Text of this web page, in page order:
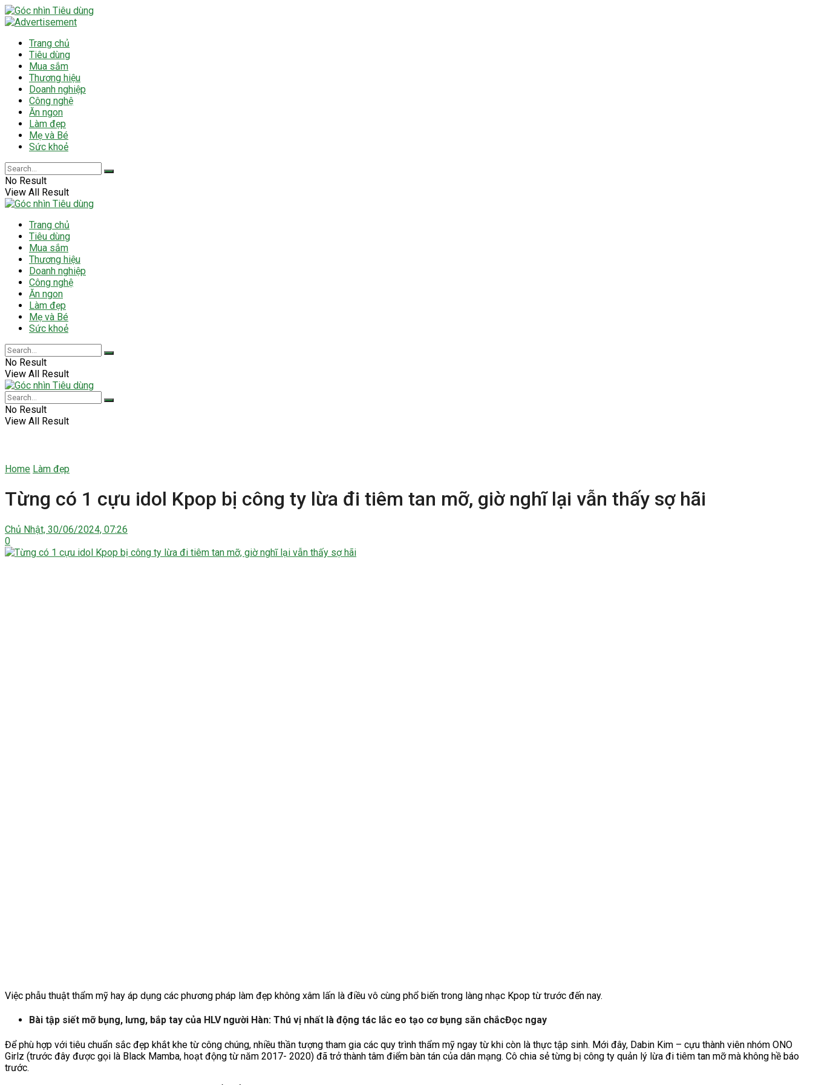
Trang chủ
Tiêu dùng
Mua sắm
Thương hiệu
Doanh nghiệp
Công nghệ
Ăn ngon
Làm đẹp
Mẹ và Bé
Sức khoẻ
No Result
View All Result
Trang chủ
Tiêu dùng
Mua sắm
Thương hiệu
Doanh nghiệp
Công nghệ
Ăn ngon
Làm đẹp
Mẹ và Bé
Sức khoẻ
No Result
View All Result
No Result
View All Result
Home Làm đẹp
Từng có 1 cựu idol Kpop bị công ty lừa đi tiêm tan mỡ, giờ nghĩ lại vẫn thấy sợ hãi
Chủ Nhật, 30/06/2024, 07:26
0
Việc phẫu thuật thẩm mỹ hay áp dụng các phương pháp làm đẹp không xâm lấn là điều vô cùng phổ biến trong làng nhạc Kpop từ trước đến nay.
Bài tập siết mỡ bụng, lưng, bắp tay của HLV người Hàn: Thú vị nhất là động tác lắc eo tạo cơ bụng săn chắcĐọc ngay
Để phù hợp với tiêu chuẩn sắc đẹp khắt khe từ công chúng, nhiều thần tượng tham gia các quy trình thẩm mỹ ngay từ khi còn là thực tập sinh. Mới đây, Dabin Kim – cựu thành viên nhóm ONO
Girlz (trước đây được gọi là Black Mamba, hoạt động từ năm 2017- 2020) đã trở thành tâm điểm bàn tán của dân mạng. Cô chia sẻ từng bị công ty quản lý lừa đi tiêm tan mỡ mà không hề báo
trước.